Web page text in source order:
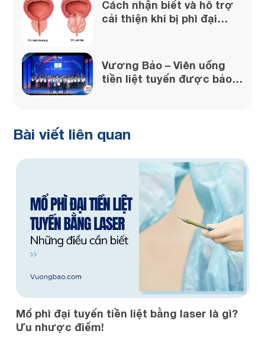
Cách nhận biết và hỗ trợ
cải thiện khi bị phì đại
Vương Bảo – Viên uống
tiền liệt tuyến được bảo
Bài viết liên quan
Mổ phì đại tuyến tiền liệt bằng laser là gì?
Ưu nhược điểm!